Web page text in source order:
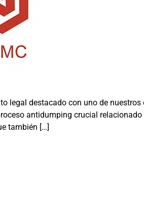
legal destacado con uno de
antidumping crucial
también […]